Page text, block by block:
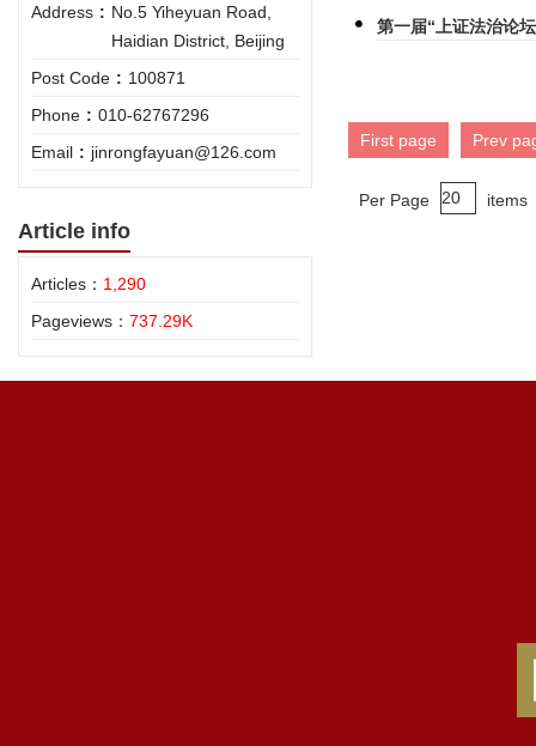
Address : No.5 Yiheyuan Road,
Haidian District, Beijing
Post Code : 100871
Phone : 010-62767296
Email : jinrongfayuan@126.com
Article info
Articles： 1,290
Pageviews： 737.29K
第一届“上证法治论
First page Prev
Per Page items